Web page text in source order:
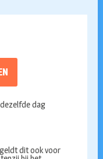
dag
dit ook voor